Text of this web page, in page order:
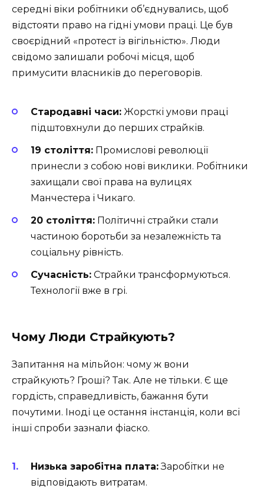
середні віки робітники об’єднувались, щоб
відстояти право на гідні умови праці. Це був
своєрідний «протест із вігільністю». Люди
свідомо залишали робочі місця, щоб
примусити власників до переговорів.
Стародавні часи: Жорсткі умови праці
підштовхнули до перших страйків.
19 століття: Промислові революції
принесли з собою нові виклики. Робітники
захищали свої права на вулицях
Манчестера і Чикаго.
20 століття: Політичні страйки стали
частиною боротьби за незалежність та
соціальну рівність.
Сучасність: Страйки трансформуються.
Технології вже в грі.
Чому Люди Страйкують?
Запитання на мільйон: чому ж вони
страйкують? Гроші? Так. Але не тільки. Є ще
гордість, справедливість, бажання бути
почутими. Іноді це остання інстанція, коли всі
інші спроби зазнали фіаско.
Низька заробітна плата:Заробітки не
відповідають витратам.